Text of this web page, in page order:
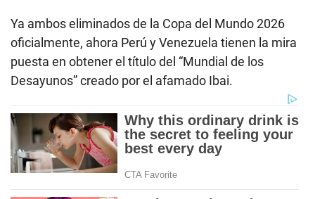
Ya ambos eliminados de la Copa del Mundo 2026
oficialmente, ahora Perú y Venezuela tienen la mira
puesta en obtener el título del “Mundial de los
Desayunos” creado por el afamado Ibai.